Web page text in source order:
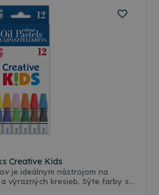
Creative Kids
je ideálnym nástrojom na
výrazných kresieb. Sýte farby s